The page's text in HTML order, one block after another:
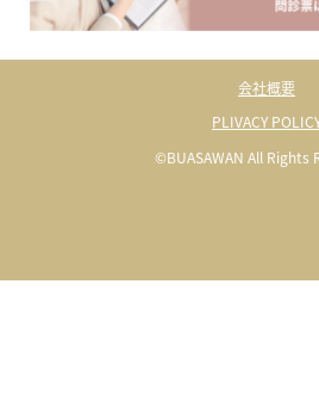
会社概要
PLIVACY
©BUASAWAN All Rights